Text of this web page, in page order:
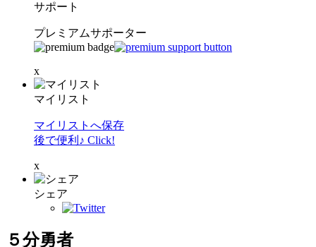
サポート
プレミアムサポーター
x
マイリスト
マイリストへ保存
後で便利♪ Click!
x
シェア
５分勇者